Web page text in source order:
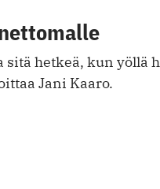
hetkeä, kun yöllä
Jani Kaaro.